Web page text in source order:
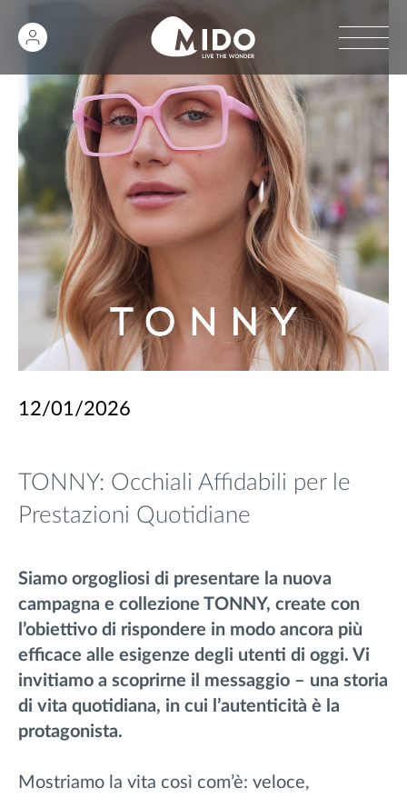
12/01/2026
TONNY: Occhiali Affidabili per le
Prestazioni Quotidiane
Siamo orgogliosi di presentare la nuova
campagna e collezione TONNY, create con
l’obiettivo di rispondere in modo ancora più
efficace alle esigenze degli utenti di oggi. Vi
invitiamo a scoprirne il messaggio – una storia
di vita quotidiana, in cui l’autenticità è la
protagonista.
Mostriamo la vita così com’è: veloce,